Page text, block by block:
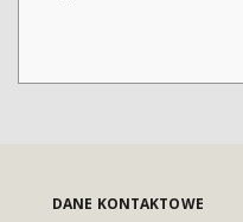
DANE KONTAKTOWE